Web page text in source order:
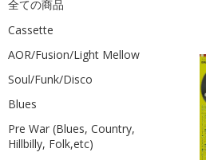
全ての商品
Cassette
AOR/Fusion/Light Mellow
Soul/Funk/Disco
Blues
Pre War (Blues, Country,
Hillbilly, Folk,etc)